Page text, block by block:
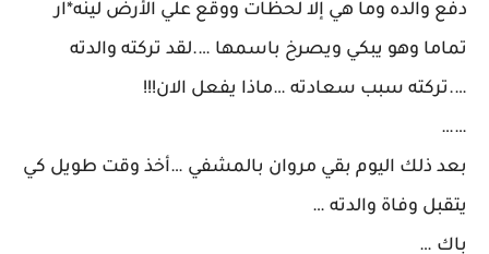
دفع والده وما هي إلا لحظات ووقع علي الأرض لينه*ار
تماما وهو يبكي ويصرخ باسمها ….لقد تركته والدته
….تركته سبب سعادته …ماذا يفعل الان!!!
……
بعد ذلك اليوم بقي مروان بالمشفي …أخذ وقت طويل كي
يتقبل وفاة والدته …
باك …